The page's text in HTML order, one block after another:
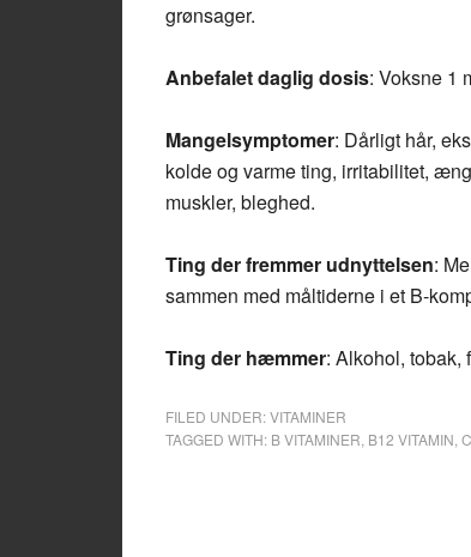
grønsager.
Anbefalet daglig dosis: Voksne 1
Mangelsymptomer: Dårligt hår,
kolde og varme ting, irritabilitet,
muskler, bleghed.
Ting der fremmer udnyttelsen:
sammen med måltiderne i et B-
Ting der hæmmer: Alkohol, tobak,
FILED UNDER:VITAMINER
TAGGED WITH: B VITAMINER B12 VITAMIN